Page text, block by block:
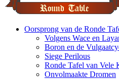
Oorsprong van de Ronde
Volgens Wace en
Boron en de
Siege Perilous
Ronde Tafel van Vele
Onvolmaakte Dromen